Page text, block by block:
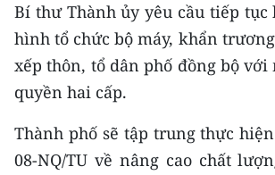
Bí thư Thành ủy yêu cầu tiếp tục
hình tổ chức bộ máy, khẩn
xếp thôn, tổ dân phố đồng bộ
quyền hai cấp.
Thành phố sẽ tập trung thực
08-NQ/TU về nâng cao chất